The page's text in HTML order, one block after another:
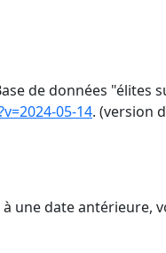
de données "élites
05-14. (version
une date antérieure,